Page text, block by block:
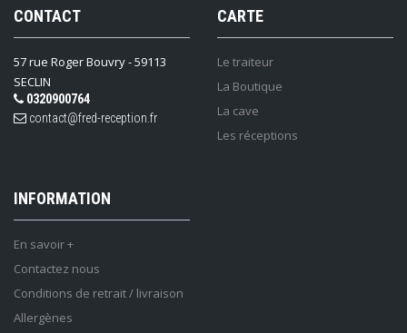
CONTACT
57 rue Roger Bouvry - 59113
SECLIN
0320900764
contact@fred-reception.fr
CARTE
Le traiteur
La Boutique
La cave
Les réceptions
INFORMATION
En savoir +
Contactez nous
Conditions de retrait / livraison
Allergènes